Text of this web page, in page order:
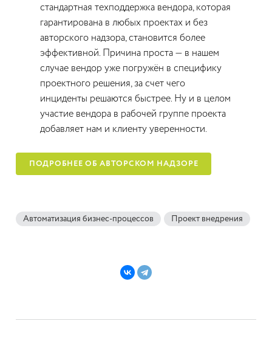
стандартная техподдержка вендора, которая
гарантирована в любых проектах и без
авторского надзора, становится более
эффективной. Причина проста — в нашем
случае вендор уже погружён в специфику
проектного решения, за счет чего
инциденты решаются быстрее. Ну и в целом
участие вендора в рабочей группе проекта
добавляет нам и клиенту уверенности.
ПОДРОБНЕЕ ОБ АВТОРСКОМ НАДЗОРЕ
Автоматизация бизнес-процессов Проект внедрения